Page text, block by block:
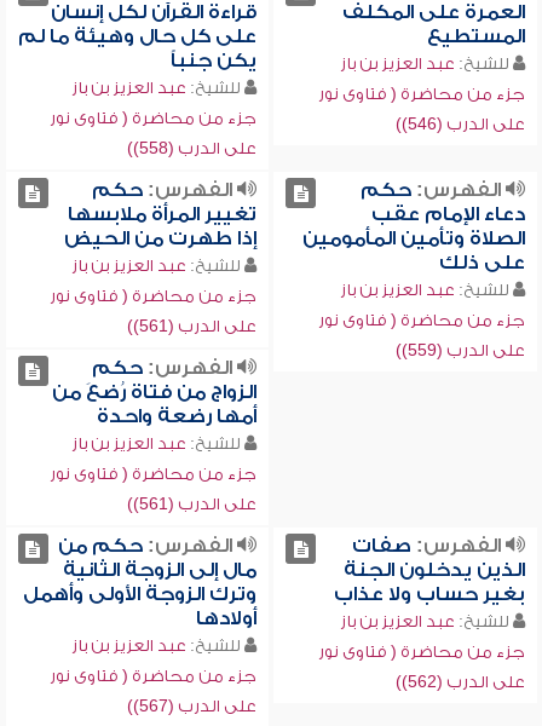
العمرة على المكلف
المستطيع
للشيخ: عبد العزيز بن باز
جزء من محاضرة ( فتاوى نور
على الدرب (546))
قراءة القرآن لكل إنسان
على كل حال وهيئة ما لم
يكن جنباً
للشيخ: عبد العزيز بن باز
جزء من محاضرة ( فتاوى نور
على الدرب (558))
الفهرس:حكم
دعاء الإمام عقب
الصلاة وتأمين المأمومين
على ذلك
للشيخ: عبد العزيز بن باز
جزء من محاضرة ( فتاوى نور
على الدرب (559))
الفهرس:حكم
تغيير المرأة ملابسها
إذا طهرت من الحيض
للشيخ: عبد العزيز بن باز
جزء من محاضرة ( فتاوى نور
على الدرب (561))
الفهرس:حكم
الزواج من فتاة رُضعَ من
أمها رضعة واحدة
للشيخ: عبد العزيز بن باز
جزء من محاضرة ( فتاوى نور
على الدرب (561))
الفهرس: صفات
الذين يدخلون الجنة
بغير حساب ولا عذاب
للشيخ: عبد العزيز بن باز
جزء من محاضرة ( فتاوى نور
على الدرب (562))
الفهرس:حكم من
مال إلى الزوجة الثانية
وترك الزوجة الأولى وأهمل
أولادها
للشيخ: عبد العزيز بن باز
جزء من محاضرة ( فتاوى نور
على الدرب (567))